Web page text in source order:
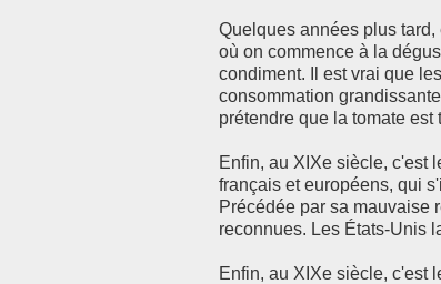
Quelques années plus
où on commence à la
condiment. Il est vrai que
consommation
prétendre que la tomate
Enfin, au XIXe siècle, c'est
français et européens, qui
Précédée par sa mauvaise
reconnues. Les États-Unis
Enfin, au XIXe siècle, c'est